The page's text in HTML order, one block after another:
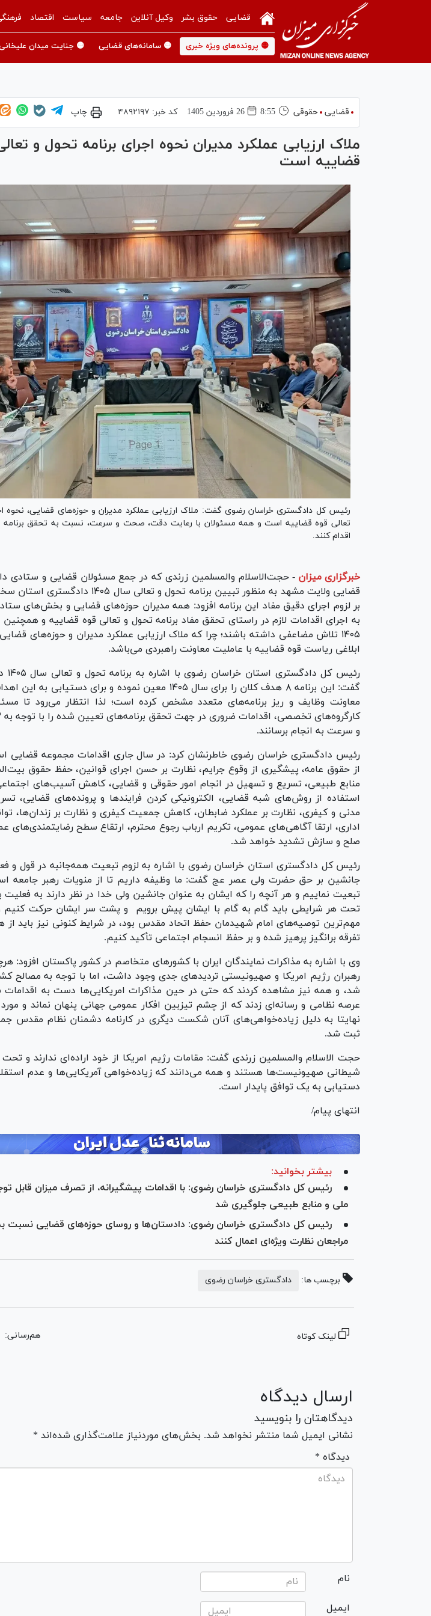
قضایی حقوق بشر وکیل آنلاین جامعه سیاست اقتصاد
🟡 پرونده‌های ویژه خبری 🟡 سامانه‌های قضایی 🟡 جنایت میدان
قضایی حقوقی 8:55 26 فروردين 1405 کد خبر: ۴۸۹۲۱۹۷ چاپ
ملاک ارزیابی عملکرد مدیران نحوه اجرای برنامه تحول و
قضاییه است
رئیس کل دادگستری خراسان رضوی گفت: ملاک ارزیابی عملکرد مدیران و حوزه‌های قضایی، نحوه
اقدام کنند.
خبرگزاری میزان - حجت‌الاسلام والمسلمین زرندی که در جمع مسئولان قضایی و ستادی
قضایی ولایت مشهد به منظور تبیین برنامه تحول و
بر لزوم اجرای دقیق مفاد این برنامه افزود: همه مدیران حوزه‌های قضایی و بخش‌های
به اجرای اقدامات لازم در راستای تحقق مفاد برنامه تحول و تعالی قوه قضاییه و همچنین
۱۴۰۵ تلاش مضاعفی داشته باشند؛ چرا که ملاک ارزیابی عملکرد مدیران و حوزه‌های
ابلاغی ریاست قوه قضاییه با عاملیت معاونت راهبردی می‌باشد.
گفت: این برنامه ۸ هدف کلان را برای سال ۱۴۰۵ معین نموده و برای
معاونت وظایف و ریز برنامه‌های متعدد مشخص کرده است؛ لذا انتظار می‌رود تا
و سرعت به انجام برسانند.
رئیس دادگستری خراسان رضوی خاطرنشان کرد: در سال جاری اقدامات مجموعه قضایی
از حقوق عامه، پیشگیری از وقوع جرایم، نظارت بر حسن اجرای قوانین، حفظ حقوق
منابع طبیعی، تسریع و تسهیل در انجام امور حقوقی و قضایی، کاهش آسیب‌های
استفاده از روش‌های شبه قضایی، الکترونیکی کردن فرایند‌ها و پرونده‌های قضایی،
مدنی و کیفری، نظارت بر عملکرد ضابطان، کاهش جمعیت کیفری و نظارت بر زندان‌ها،
اداری، ارتقا آگاهی‌های عمومی، تکریم ارباب رجوع محترم، ارتقاع سطح رضایتمندی‌های
صلح و سازش تشدید خواهد شد.
رئیس کل دادگستری استان خراسان رضوی با اشاره به لزوم تبعیت همه‌جانبه در قول و
جانشین بر حق حضرت ولی عصر عج گفت: ما وظیفه داریم تا از منویات رهبر جامعه
تبعیت نماییم و هر آنچه را که ایشان به عنوان جانشین ولی خدا در نظر دارند به فعلیت
تحت هر شرایطی باید گام به گام با ایشان پیش برویم و پشت سر ایشان حرکت کنیم و
مهم‌ترین توصیه‌های امام شهیدمان حفظ اتحاد مقدس بود، در شرایط کنونی نیز باید از هر
تفرقه برانگیز پرهیز شده و بر حفظ انسجام اجتماعی تأکید کنیم.
وی با اشاره به مذاکرات نمایندگان ایران با کشور‌های متخاصم در کشور پاکستان افزود:
رهبران رژیم امریکا و صهیونیستی تردید‌های جدی وجود داشت، اما با توجه به مصالح
شد، و همه نیز مشاهده کردند که حتی در حین مذاکرات امریکایی‌ها دست به اقدامات
عرصه نظامی و رسانه‌ای زدند که از چشم تیزبین افکار عمومی جهانی پنهان نماند و
نهایتا به دلیل زیاده‌خواهی‌های آنان شکست دیگری در کارنامه دشمنان نظام مقدس
ثبت شد.
حجت الاسلام والمسلمین زرندی گفت: مقامات رژیم امریکا از خود اراده‌ای ندارند و تحت
شیطانی صهیونیست‌ها هستند و همه می‌دانند که زیاده‌خواهی آمریکایی‌ها و عدم استقلال
دستیابی به یک توافق پایدار است.
انتهای پیام/
بیشتر بخوانید:
رئیس کل دادگستری خراسان رضوی: با اقدامات پیشگیرانه، از تصرف میزان قابل
ملی و منابع طبیعی جلوگیری شد
رئیس کل دادگستری خراسان رضوی: دادستان‌ها و روسای حوزه‌های قضایی نسبت
مراجعان نظارت ویژه‌ای اعمال کنند
برچسب ها: دادگستری خراسان رضوی
لینک کوتاه هم‌رسانی:
ارسال دیدگاه
دیدگاهتان را بنویسید
نشانی ایمیل شما منتشر نخواهد شد. بخش‌های موردنیاز علامت‌گذاری شده‌اند *
* دیدگاه
نام
ایمیل